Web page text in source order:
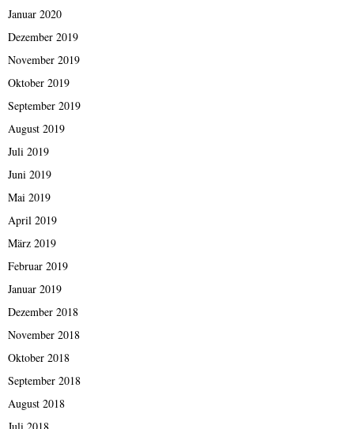
Januar 2020
Dezember 2019
November 2019
Oktober 2019
September 2019
August 2019
Juli 2019
Juni 2019
Mai 2019
April 2019
März 2019
Februar 2019
Januar 2019
Dezember 2018
November 2018
Oktober 2018
September 2018
August 2018